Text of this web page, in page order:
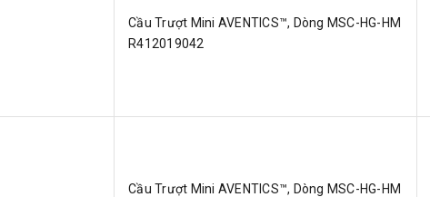
Cầu Trượt Mini AVENTICS™, Dòng MSC-HG-HM
R412019042
Cầu Trượt Mini AVENTICS™, Dòng MSC-HG-HM